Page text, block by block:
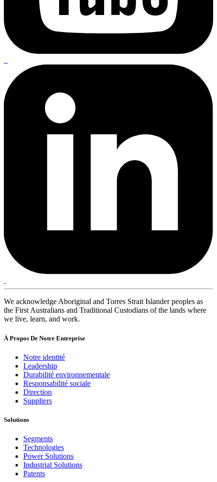
We acknowledge Aboriginal and Torres Strait Islander peoples as
the First Australians and Traditional Custodians of the lands where
we live, learn, and work.
À Propos De Notre Entreprise
Notre identité
Leadership
Durabilité environnementale
Responsabilité sociale
Direction
Suppliers
Solutions
Segments
Technologies
Power Solutions
Industrial Solutions
Patents